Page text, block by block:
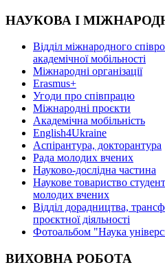
НАУКОВА І
Відділ міжнародного
академічної мобільності
Міжнародні організації
Erasmus+
Угоди про співпрацю
Міжнародні проєкти
Академічна мобільність
English4Ukraine
Аспірантура, докторантура
Рада молодих вчених
Науково-дослідна частина
Наукове товариство
молодих вчених
Відділ дорадництва,
проєктної діяльності
Фотоальбом "Наука
ВИХОВНА РОБОТА